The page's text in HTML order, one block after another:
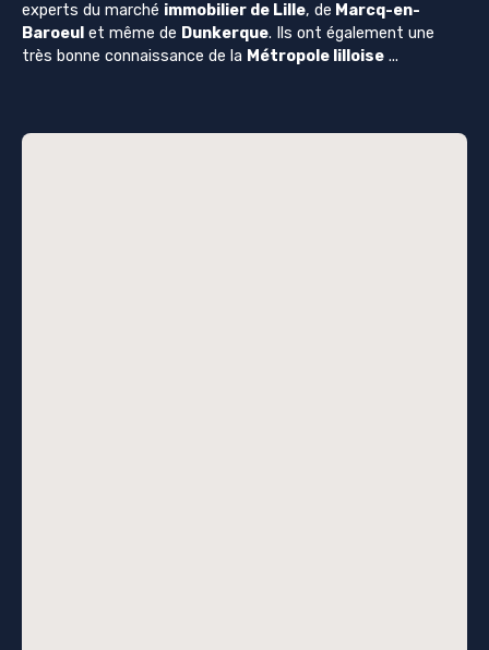
experts du marché immobilier de Lille, de Marcq-en-
Baroeul et même de Dunkerque. Ils ont également une
très bonne connaissance de la Métropole lilloise ...